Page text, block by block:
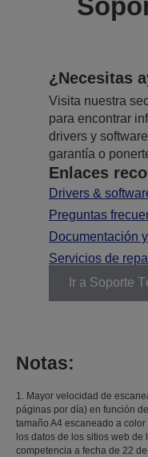
¿Necesitas
Visita nuestra
para encontrar
drivers y
garantía o
Enlaces
Drivers &
Preguntas
Documentación
Servicios de
Ir a Soporte
Notas:
1. Mayor velocidad de
páginas por día) en función
tamaño A4 escaneado a
los datos de los sitios web
competencia a fecha de 22